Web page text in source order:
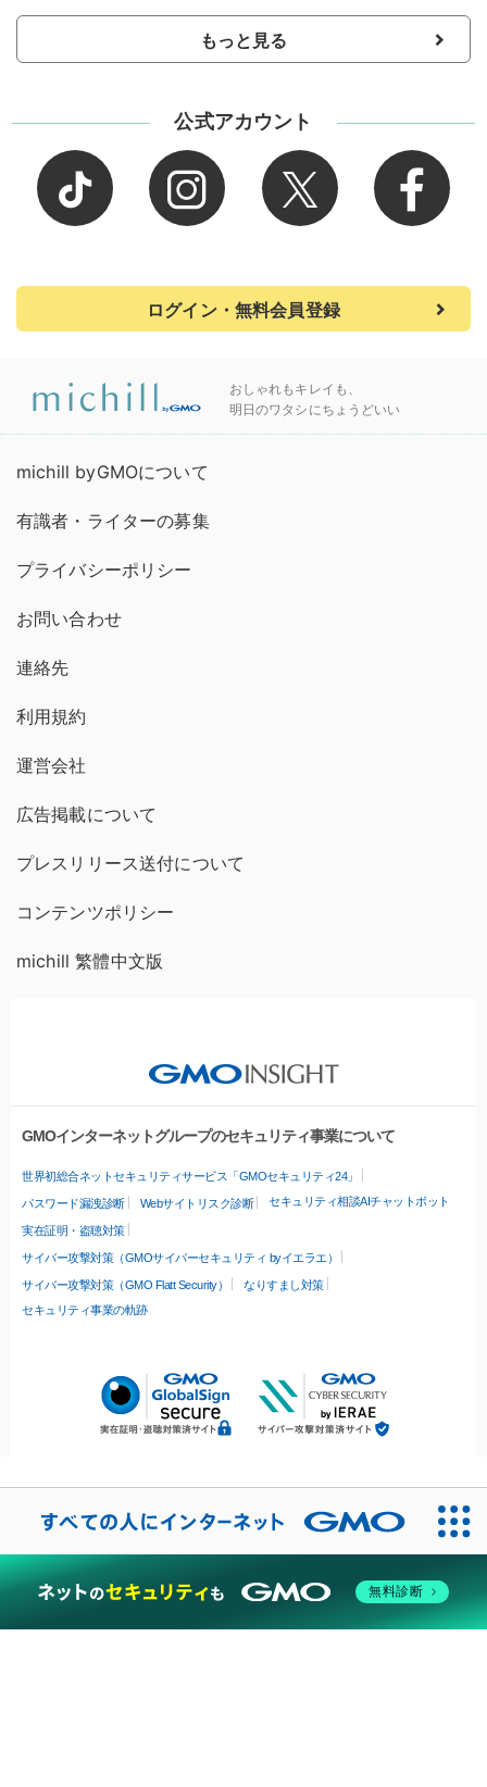
もっと見る
公式アカウント
ログイン・無料会員登録
おしゃれもキレイも、
明日のワタシにちょうどいい
michill byGMOについて
有識者・ライターの募集
プライバシーポリシー
お問い合わせ
連絡先
利用規約
運営会社
広告掲載について
プレスリリース送付について
コンテンツポリシー
michill 繁體中文版
GMOインターネットグループのセキュリティ事業について
世界初総合ネットセキュリティサービス「GMOセキュリティ24」
パスワード漏洩診断 Webサイトリスク診断 セキュリティ相談AIチャットボット
実在証明・盗聴対策
サイバー攻撃対策（GMOサイバーセキュリティ byイエラエ）
サイバー攻撃対策（GMO Flatt Security）
なりすまし対策
セキュリティ事業の軌跡
無料診断